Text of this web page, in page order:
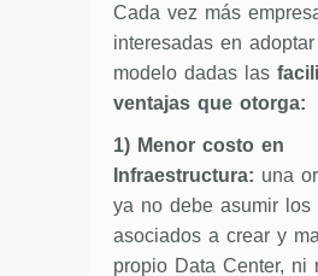
Cada vez más
interesadas en
modelo dadas las
ventajas que otorga:
1) Menor costo en
Infraestructura: una
ya no debe asumir los
asociados a crear y
propio Data Center, ni